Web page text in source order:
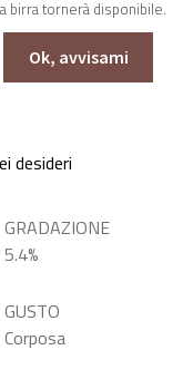
GRADAZIONE
5.4%
GUSTO
Corposa
birra tornerà disponibile.
Ok, avvisami
desideri